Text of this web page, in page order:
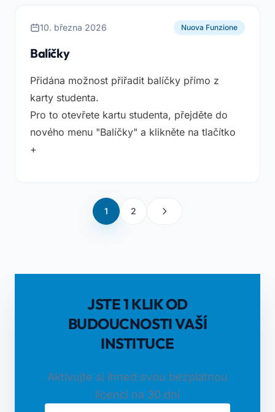
10. března 2026 Nuova Funzione
Balíčky
Přidána možnost přiřadit balíčky přímo z
karty studenta.
Pro to otevřete kartu studenta, přejděte do
nového menu "Balíčky" a klikněte na tlačítko
+
1 2
JSTE 1 KLIK OD
BUDOUCNOSTI VAŠÍ
INSTITUCE
Aktivujte si ihned svou bezplatnou
licenci na 30 dní